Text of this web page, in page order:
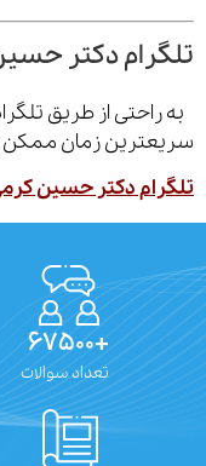
دکتر حسین
از طریق تلگرام
زمان ممکن پاسخ
دکتر حسین کرمی
تعداد سوالات